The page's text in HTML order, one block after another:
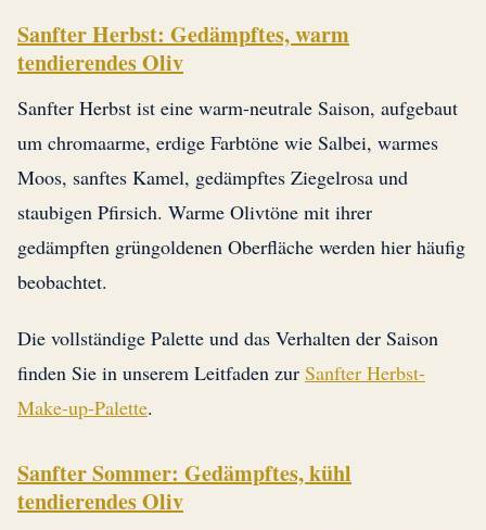
Sanfter Herbst: Gedämpftes, warm
tendierendes Oliv
Sanfter Herbst ist eine warm-neutrale Saison, aufgebaut
um chromaarme, erdige Farbtöne wie Salbei, warmes
Moos, sanftes Kamel, gedämpftes Ziegelrosa und
staubigen Pfirsich. Warme Olivtöne mit ihrer
gedämpften grüngoldenen Oberfläche werden hier häufig
beobachtet.
Die vollständige Palette und das Verhalten der Saison
finden Sie in unserem Leitfaden zur Sanfter Herbst-
Make-up-Palette.
Sanfter Sommer: Gedämpftes, kühl
tendierendes Oliv